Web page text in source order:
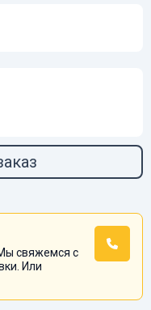
свяжемся с
Или